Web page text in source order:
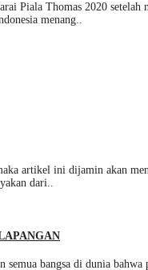
Piala Thomas 2020
menang..
artikel ini dijamin akan
dari..
bangsa di dunia bahwa